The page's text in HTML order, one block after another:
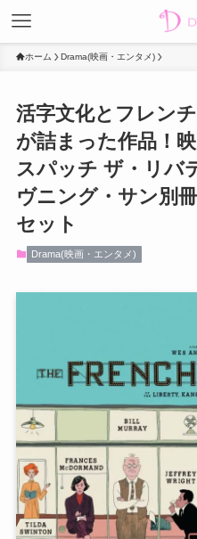
ホーム Drama(映画・エンタメ)
活字文化とフレン
が詰まった作品！
スパッチ ザ・リバ
ヴニング・サン別
セット
Drama(映画・エンタメ)